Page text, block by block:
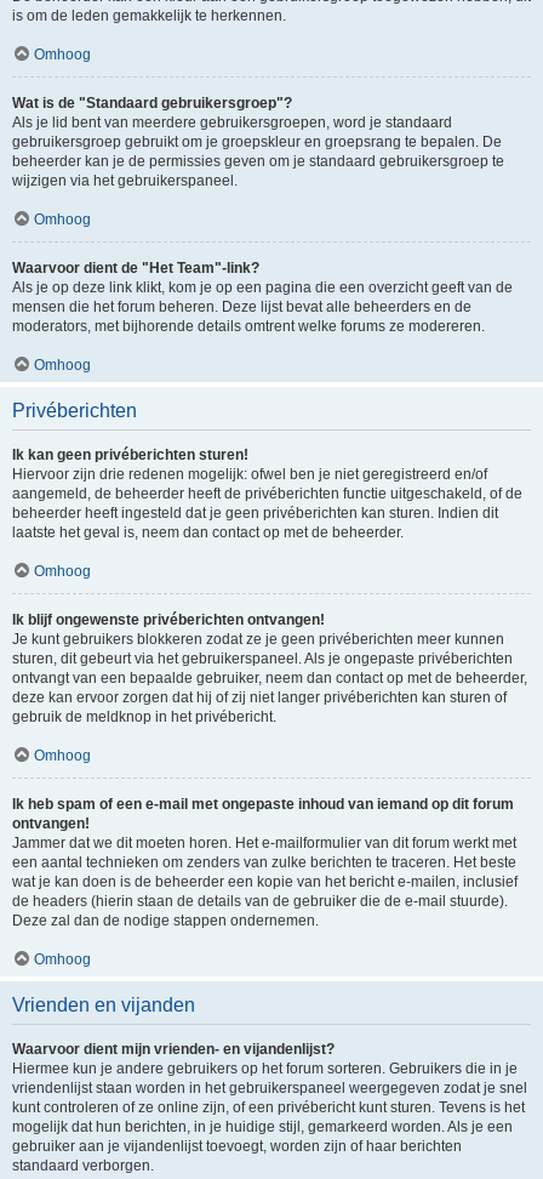
is om de leden gemakkelijk te herkennen.
Omhoog
Wat is de "Standaard gebruikersgroep"?
Als je lid bent van meerdere gebruikersgroepen, word je standaard
gebruikersgroep gebruikt om je groepskleur en groepsrang te bepalen. De
beheerder kan je de permissies geven om je standaard gebruikersgroep te
wijzigen via het gebruikerspaneel.
Omhoog
Waarvoor dient de "Het Team"-link?
Als je op deze link klikt, kom je op een pagina die een overzicht geeft van de
mensen die het forum beheren. Deze lijst bevat alle beheerders en de
moderators, met bijhorende details omtrent welke forums ze modereren.
Omhoog
Privéberichten
Ik kan geen privéberichten sturen!
Hiervoor zijn drie redenen mogelijk: ofwel ben je niet geregistreerd en/of
aangemeld, de beheerder heeft de privéberichten functie uitgeschakeld, of de
beheerder heeft ingesteld dat je geen privéberichten kan sturen. Indien dit
laatste het geval is, neem dan contact op met de beheerder.
Omhoog
Ik blijf ongewenste privéberichten ontvangen!
Je kunt gebruikers blokkeren zodat ze je geen privéberichten meer kunnen
sturen, dit gebeurt via het gebruikerspaneel. Als je ongepaste privéberichten
ontvangt van een bepaalde gebruiker, neem dan contact op met de beheerder,
deze kan ervoor zorgen dat hij of zij niet langer privéberichten kan sturen of
gebruik de meldknop in het privébericht.
Omhoog
Ik heb spam of een e-mail met ongepaste inhoud van iemand op dit forum
ontvangen!
Jammer dat we dit moeten horen. Het e-mailformulier van dit forum werkt met
een aantal technieken om zenders van zulke berichten te traceren. Het beste
wat je kan doen is de beheerder een kopie van het bericht e-mailen, inclusief
de headers (hierin staan de details van de gebruiker die de e-mail stuurde).
Deze zal dan de nodige stappen ondernemen.
Omhoog
Vrienden en vijanden
Waarvoor dient mijn vrienden- en vijandenlijst?
Hiermee kun je andere gebruikers op het forum sorteren. Gebruikers die in je
vriendenlijst staan worden in het gebruikerspaneel weergegeven zodat je snel
kunt controleren of ze online zijn, of een privébericht kunt sturen. Tevens is het
mogelijk dat hun berichten, in je huidige stijl, gemarkeerd worden. Als je een
gebruiker aan je vijandenlijst toevoegt, worden zijn of haar berichten
standaard verborgen.